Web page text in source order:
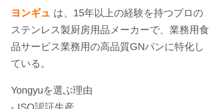
ヨンギュ は、15年以上の経験を持つプロの
ステンレス製厨房用品メーカーで、業務用食
品サービス業務用の高品質GNパンに特化し
ている。
Yongyuを選ぶ理由